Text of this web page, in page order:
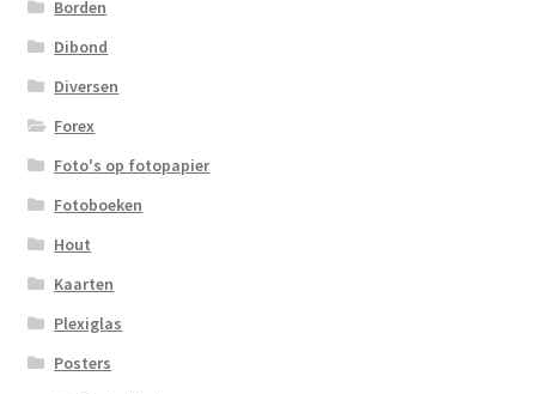
Borden
Dibond
Diversen
Forex
Foto's op fotopapier
Fotoboeken
Hout
Kaarten
Plexiglas
Posters